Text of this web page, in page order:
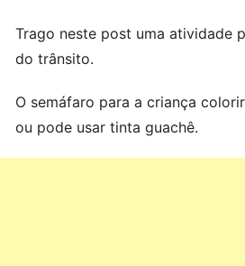
Trago neste post uma atividade
do trânsito.
O semáfaro para a criança
ou pode usar tinta guachê.